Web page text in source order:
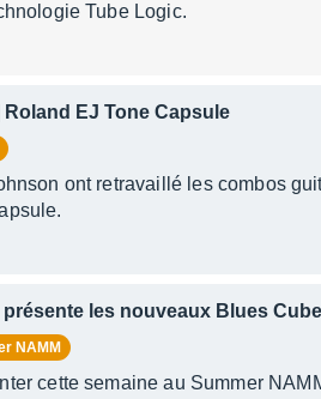
Tube Logic.
Roland EJ Tone Capsule
ont retravaillé les combos
présente les nouveaux Blues
NAMM
cette semaine au Summer